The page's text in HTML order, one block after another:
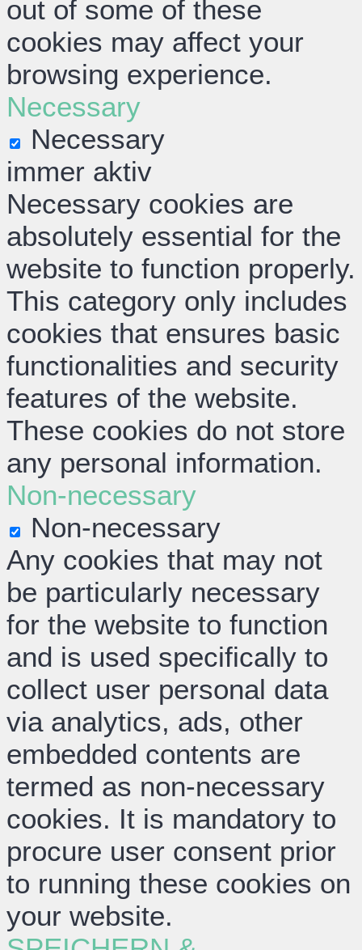
out of some of these
cookies may affect your
browsing experience.
Necessary
Necessary
immer aktiv
Necessary cookies are
absolutely essential for the
website to function properly.
This category only includes
cookies that ensures basic
functionalities and security
features of the website.
These cookies do not store
any personal information.
Non-necessary
Non-necessary
Any cookies that may not
be particularly necessary
for the website to function
and is used specifically to
collect user personal data
via analytics, ads, other
embedded contents are
termed as non-necessary
cookies. It is mandatory to
procure user consent prior
to running these cookies on
your website.